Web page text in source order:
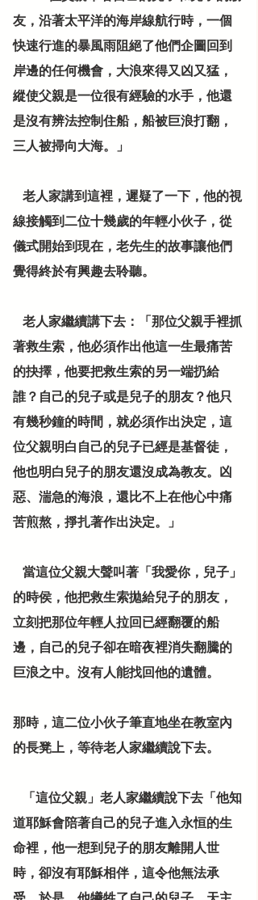
友，沿著太平洋的海岸線航行時，一個
快速行進的暴風雨阻絕了他們企圖回到
岸邊的任何機會，大浪來得又凶又猛，
縱使父親是一位很有經驗的水手，他還
是沒有辨法控制住船，船被巨浪打翻，
三人被掃向大海。」
線接觸到二位十幾歲的年輕小伙子，從
儀式開始到現在，老先生的故事讓他們
覺得終於有興趣去聆聽。
著救生索，他必須作出他這一生最痛苦
的抉擇，他要把救生索的另一端扔給
誰？自己的兒子或是兒子的朋友？他只
有幾秒鐘的時間，就必須作出決定，這
位父親明白自己的兒子已經是基督徒，
他也明白兒子的朋友還沒成為教友。凶
惡、湍急的海浪，還比不上在他心中痛
苦煎熬，掙扎著作出決定。」
的時侯，他把救生索拋給兒子的朋友，
立刻把那位年輕人拉回已經翻覆的船
邊，自己的兒子卻在暗夜裡消失翻騰的
巨浪之中。沒有人能找回他的遺體。
那時，這二位小伙子筆直地坐在教室內
的長凳上，等待老人家繼續說下去。
道耶穌會陪著自己的兒子進入永恒的生
命裡，他一想到兒子的朋友離開人世
時，卻沒有耶穌相伴，這令他無法承